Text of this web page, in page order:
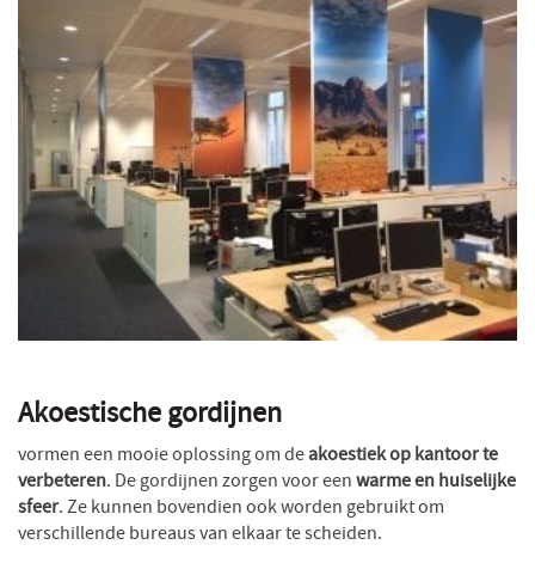
Akoestische gordijnen
vormen een mooie oplossing om deakoestiek op kantoor te
verbeteren. De gordijnen zorgen voor eenwarme en huiselijke
sfeer. Ze kunnen bovendien ook worden gebruikt om
verschillende bureaus van elkaar te scheiden.